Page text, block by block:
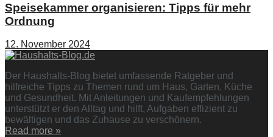
Speisekammer organisieren: Tipps für mehr
Ordnung
12. November 2024
Der Haushalts-Blog bietet umfassende Ratgeber und
hilfreiche Tipps zu Themen rund um Haus, Garten, Küche
und Gesundheit. Mit Anleitungen und Kaufempfehlungen
unterstützt er den Alltag und hilft, Aufgaben effizient zu
bewältigen und das Zuhause zu verschönern.
Read more »